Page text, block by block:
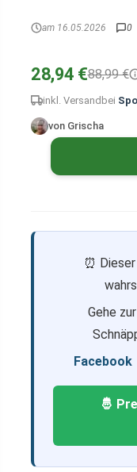
am 16.05.2026 0
28,94 €88,99 €
inkl. Versand bei
von Grischa
⏰
Gehe zur
Facebook
🤴